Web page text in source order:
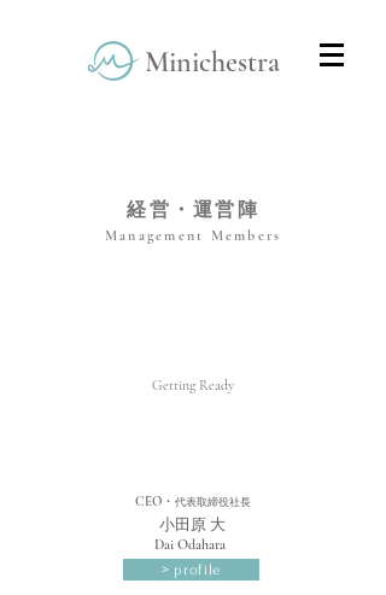
Minichestra
経営・運営陣
Management Members
Getting Ready
CEO・ 代表取締役社長
​小田原 大
Dai Odahara
> profile